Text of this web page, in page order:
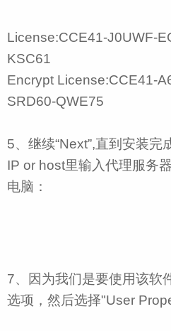
License:CCE41-J0UWF-
KSC61
Encrypt License:CCE41-
SRD60-QWE75
5、继续“Next”,直到安装
IP or host里输入代理服务
电脑：
7、因为我们是要使用该软
选项，然后选择"User